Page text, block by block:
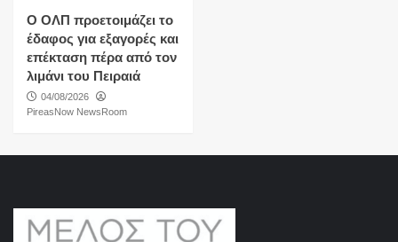
O ΟΛΠ προετοιμάζει το
έδαφος για εξαγορές και
επέκταση πέρα από τον
λιμάνι του Πειραιά
04/08/2026
PireasNow NewsRoom